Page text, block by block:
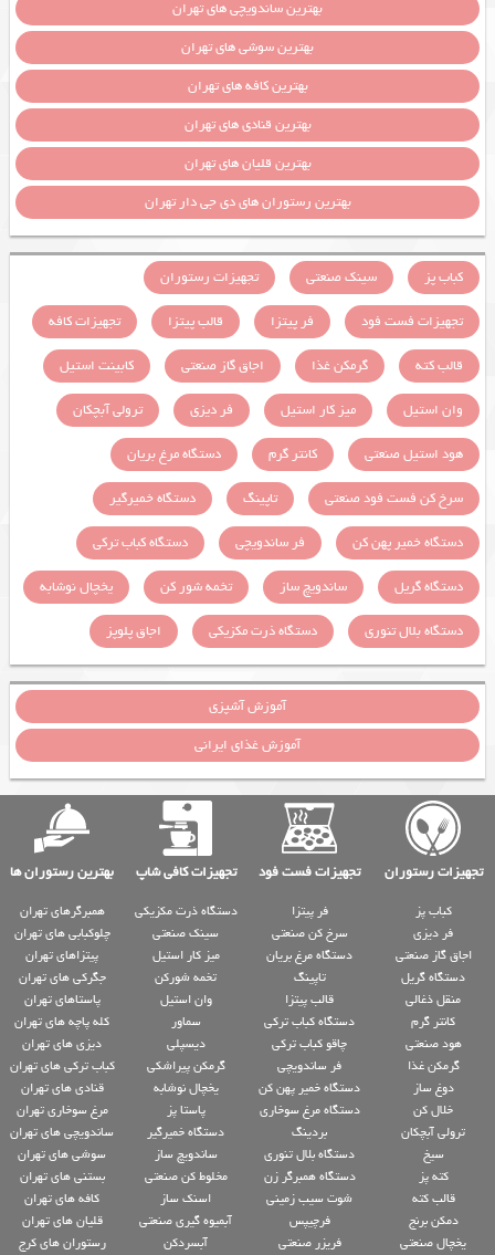
بهترین ساندویچی های تهران
بهترین سوشی های تهران
بهترین کافه های تهران
بهترین قنادی های تهران
بهترین قلیان های تهران
بهترین رستوران های دی جی دار تهران
کباب پز سینک صنعتی
تجهیزات رستوران
تجهیزات فست فود
فر پیتزا قالب پیتزا
تجهیزات کافه
قالب کته
گرمکن غذا اجاق گاز صنعتی
کابینت استیل
وان استیل
میز کار استیل فر دیزی
ترولی آبچکان
هود استیل صنعتی
کانتر گرم
دستگاه مرغ بریان
سرخ کن فست فود صنعتی
تاپینگ
دستگاه خمیرگیر
دستگاه خمیر پهن کن
فر ساندویچی
دستگاه کباب ترکی
دستگاه گریل
ساندویچ ساز تخمه شور کن
یخچال نوشابه
دستگاه بلال تنوری
دستگاه ذرت مکزیکی اجاق پلوپز
آموزش آشپزی
آموزش غذای ایرانی
تجهیزات رستوران تجهیزات فست فود تجهیزات کافی شاپ بهترین رستوران ها
کباب پز
فر دیزی
اجاق گاز صنعتی
دستگاه گریل
منقل ذغالی
کانتر گرم
هود صنعتی
گرمکن غذا
دوغ ساز
خلال کن
ترولی آبچکان
سیخ
کته پز
قالب کته
دمکن برنج
یخچال صنعتی
فر پیتزا
سرخ کن صنعتی
دستگاه مرغ بریان
تاپینگ
قالب پیتزا
دستگاه کباب ترکی
چاقو کباب ترکی
فر ساندویچی
دستگاه خمیر پهن کن
دستگاه مرغ سوخاری
بردینگ
دستگاه بلال تنوری
دستگاه همبرگر زن
شوت سیب زمینی
فرچیپس
فریزر صنعتی
دستگاه ذرت مکزیکی
سینک صنعتی
میز کار استیل
تخمه شورکن
وان استیل
سماور
دیسپلی
گرمکن پیراشکی
یخچال نوشابه
پاستا پز
دستگاه خمیرگیر
ساندویچ ساز
مخلوط کن صنعتی
اسنک ساز
آبمیوه گیری صنعتی
آبسردکن
همبرگرهای تهران
چلوکبابی های تهران
پیتزاهای تهران
جگرکی های تهران
پاستاهای تهران
کله پاچه های تهران
دیزی های تهران
کباب ترکی های تهران
قنادی های تهران
مرغ سوخاری تهران
ساندویچی های تهران
سوشی های تهران
بستنی های تهران
کافه های تهران
قلیان های تهران
رستوران های کرج